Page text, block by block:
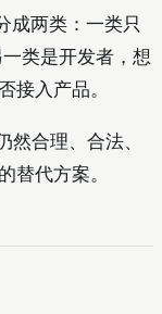
成两类：一类只
类是开发者，想
接入产品。
合理、合法、
替代方案。